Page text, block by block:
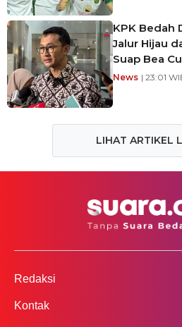
KPK Bedah
Jalur Hijau
Suap Bea
News | 23:01
LIHAT ARTIKEL
Redaksi
Kontak